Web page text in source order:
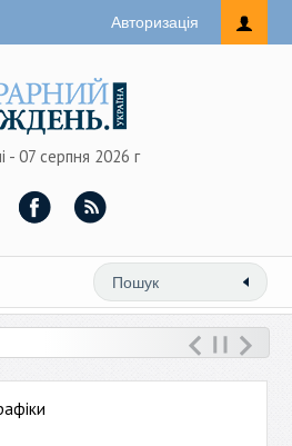
Авторизація
- 07 серпня 2026 г